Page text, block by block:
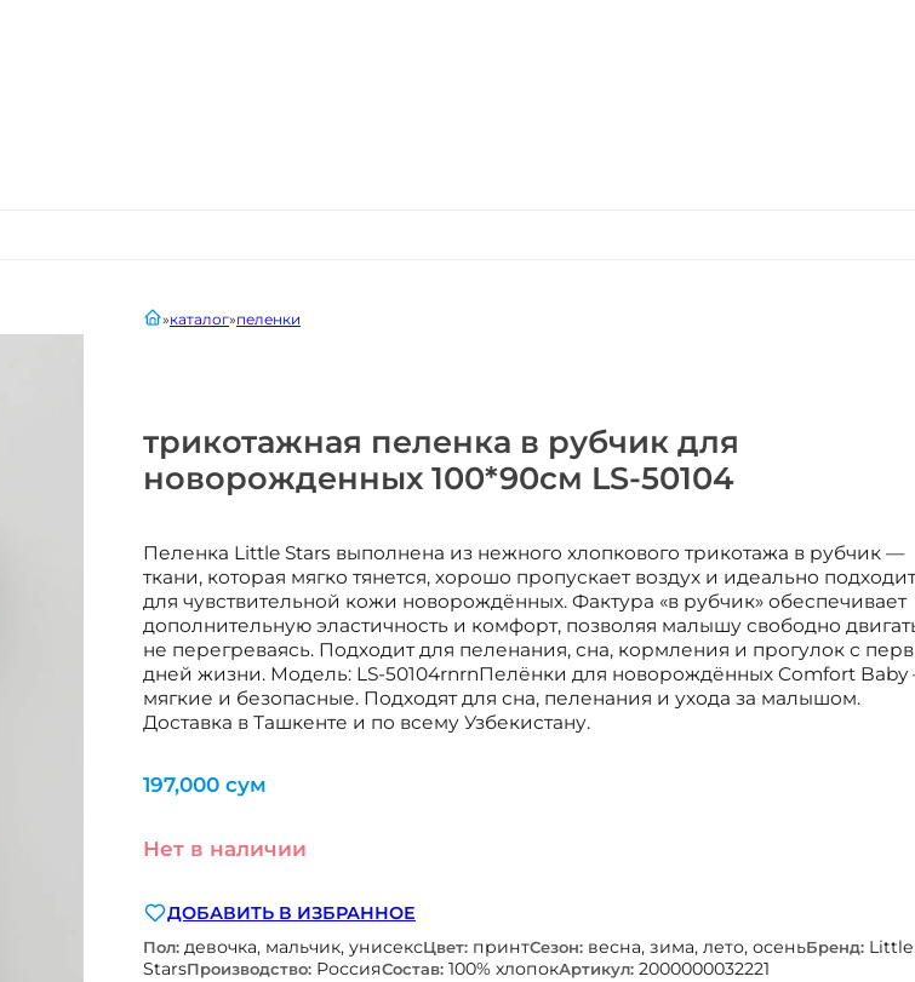
трикотажная пеленка в рубчик для
новорожденных 100*90см LS-50104
Пеленка Little Stars выполнена из нежного хлопкового трикотажа в рубчик —
ткани, которая мягко тянется, хорошо пропускает воздух и идеально подходит
для чувствительной кожи новорождённых. Фактура «в рубчик» обеспечивает
дополнительную эластичность и комфорт, позволяя малышу свободно
не перегреваясь. Подходит для пеленания, сна, кормления и прогулок с
дней жизни. Модель: LS-50104rnrnПелёнки для новорождённых Comfort
мягкие и безопасные. Подходят для сна, пеленания и ухода за малышом.
Доставка в Ташкенте и по всему Узбекистану.
главнаякаталог пеленки
197,000 сум
Нет в наличии
ДОБАВИТЬ В ИЗБРАННОЕ
Пол: девочка, мальчик, унисексЦвет: принтСезон: весна, зима, лето, осеньБренд: Little
StarsПроизводство: РоссияСостав: 100% хлопокАртикул: 2000000032221